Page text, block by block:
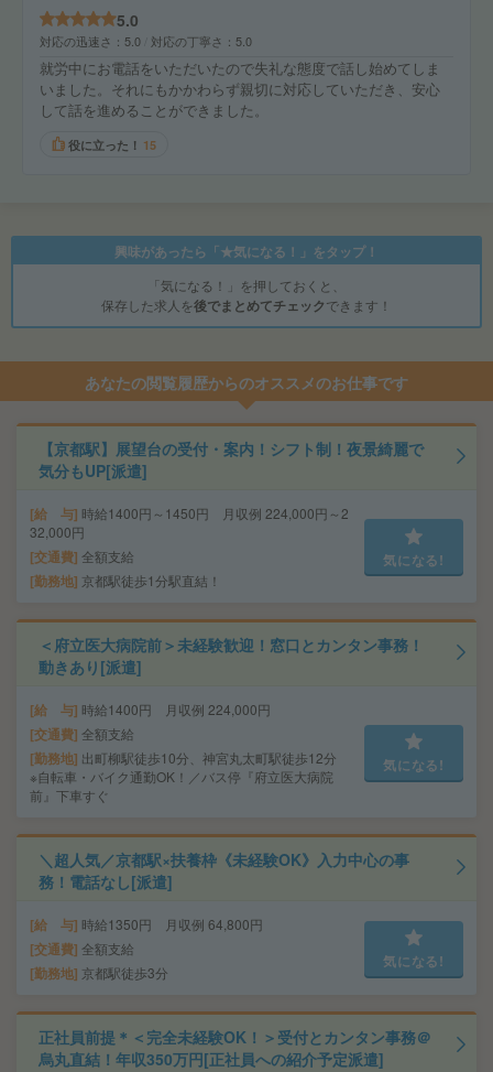
5.0
対応の迅速さ 5.0 対応の丁寧さ 5.0
就労中にお電話をいただいたので失礼な態度で話し始めてしま
いました。それにもかかわらず親切に対応していただき、安心
して話を進めることができました。
役に立った！ 15
興味があったら「★気になる！」をタップ！
「気になる！」を押しておくと、
保存した求人を後でまとめてチェックできます！
あなたの閲覧履歴からのオススメのお仕事です
【京都駅】展望台の受付・案内！シフト制！夜景綺麗で
気分もUP[派遣]
給 与 時給1400円～1450円 月収例 224,000円～2
32,000円
交通費 全額支給
勤務地 京都駅徒歩1分駅直結！
気になる!
＜府立医大病院前＞未経験歓迎！窓口とカンタン事務！
動きあり[派遣]
給 与 時給1400円 月収例 224,000円
交通費 全額支給
勤務地 出町柳駅徒歩10分、神宮丸太町駅徒歩12分
※自転車・バイク通勤OK！／バス停『府立医大病院
前』下車すぐ
気になる!
＼超人気／京都駅×扶養枠《未経験OK》入力中心の事
務！電話なし[派遣]
給 与 時給1350円 月収例 64,800円
交通費 全額支給
勤務地 京都駅徒歩3分
気になる!
正社員前提＊＜完全未経験OK！＞受付とカンタン事務＠
烏丸直結！年収350万円[正社員への紹介予定派遣]